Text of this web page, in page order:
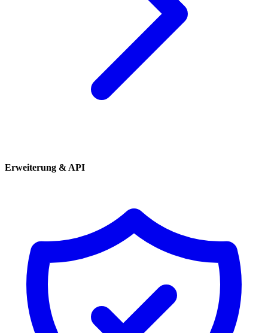
Erweiterung & API